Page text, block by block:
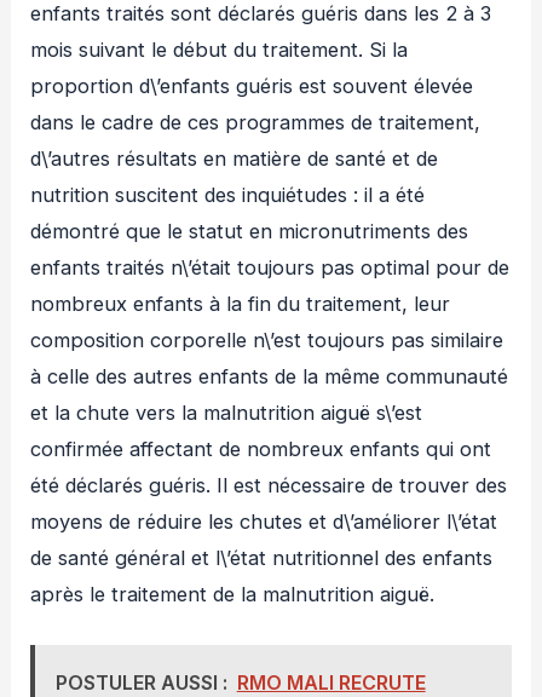
enfants traités sont déclarés guéris dans les 2 à 3
mois suivant le début du traitement. Si la
proportion d\’enfants guéris est souvent élevée
dans le cadre de ces programmes de traitement,
d\’autres résultats en matière de santé et de
nutrition suscitent des inquiétudes : il a été
démontré que le statut en micronutriments des
enfants traités n\’était toujours pas optimal pour de
nombreux enfants à la fin du traitement, leur
composition corporelle n\’est toujours pas similaire
à celle des autres enfants de la même communauté
et la chute vers la malnutrition aiguë s\’est
confirmée affectant de nombreux enfants qui ont
été déclarés guéris. Il est nécessaire de trouver des
moyens de réduire les chutes et d\’améliorer l\’état
de santé général et l\’état nutritionnel des enfants
après le traitement de la malnutrition aiguë.
POSTULER AUSSI : RMO MALI RECRUTE